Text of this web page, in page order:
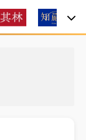
向法院聲請遭